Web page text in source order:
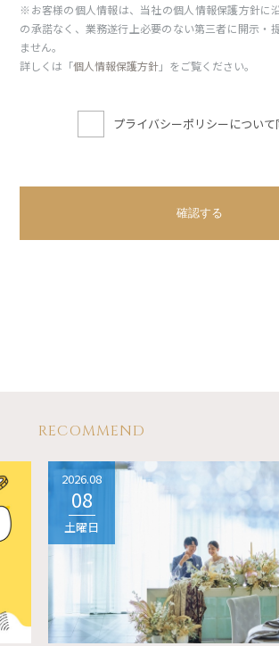
※お客様の個人情報は、当社の個人情報保護方針に
の承諾なく、業務遂行上必要のない第三者に開示・
ません。
詳しくは「個人情報保護方針」をご覧ください。
プライバシーポリシーについて
RECOMMEND
2026.08
08
土曜日